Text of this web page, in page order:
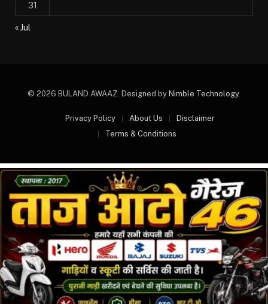
31
« Jul
© 2026 BULAND AWAAZ. Designed by Nimble Technology.
Privacy Policy About Us
Disclaimer
Terms & Conditions